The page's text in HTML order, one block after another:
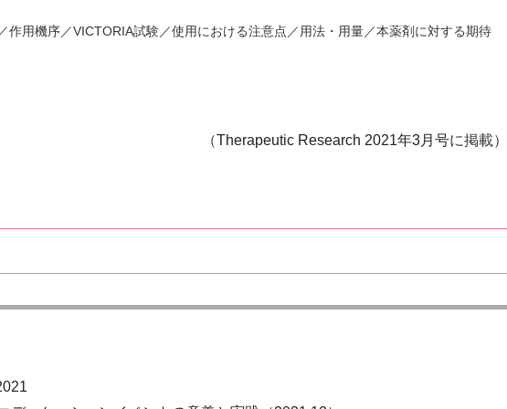
作用機序／VICTORIA試験／使用における注意点／用法・用量／本薬剤に対する期待
（Therapeutic Research 2021年3月号に掲載）